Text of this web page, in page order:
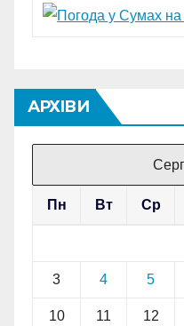
АРХІВИ
Пн Вт Ср
3 4 5
10 11 12